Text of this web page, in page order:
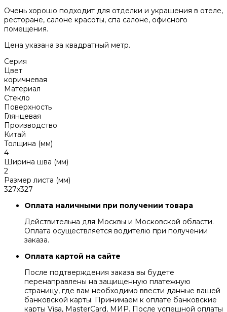
Очень хорошо подходит для отделки и украшения в отеле,
ресторане, салоне красоты, спа салоне, офисного
помещения.
Цена указана за квадратный метр.
Серия
Цвет
коричневая
Материал
Стекло
Поверхность
Глянцевая
Производство
Китай
Толщина (мм)
4
Ширина шва (мм)
2
Размер листа (мм)
327x327
Оплата наличными при получении товара
Действительна для Москвы и Московской области.
Оплата осуществляется водителю при получении
заказа.
Оплата картой на сайте
После подтверждения заказа вы будете
перенаправлены на защищенную платежную
страницу, где вам необходимо ввести данные вашей
банковской карты. Принимаем к оплате банковские
карты Visa, MasterCard, МИР. После успешной оплаты